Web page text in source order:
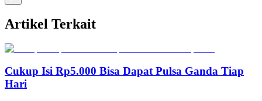
Artikel Terkait
Cukup Isi Rp5.000 Bisa Dapat Pulsa Ganda Tiap
Hari